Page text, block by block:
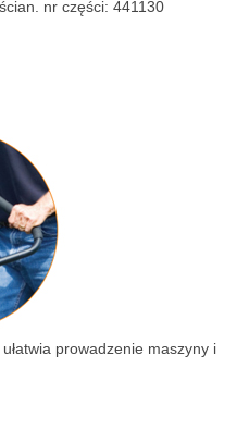
nr części: 441130
prowadzenie maszyny i